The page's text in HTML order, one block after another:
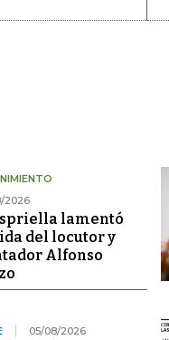
2026
lamentó
del locutor y
Alfonso
05/08/2026